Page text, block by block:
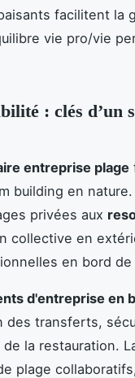
facilitent la
vie pro/vie
: clés d’un
entreprise plage
building en
privées aux
collective en
en bord de
d'entreprise en
transferts,
la restauration.
plage